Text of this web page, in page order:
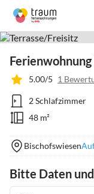
5.00/5 1
2 Schlafzimmer
48 m²
Bischofswiesen
Bitte Daten